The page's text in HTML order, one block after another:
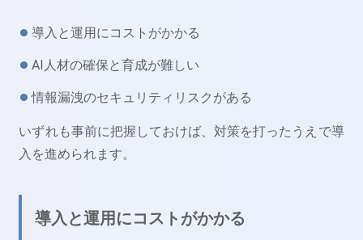
導入と運用にコストがかかる
AI人材の確保と育成が難しい
情報漏洩のセキュリティリスクがある
いずれも事前に把握しておけば、対策を打ったうえで導
入を進められます。
導入と運用にコストがかかる